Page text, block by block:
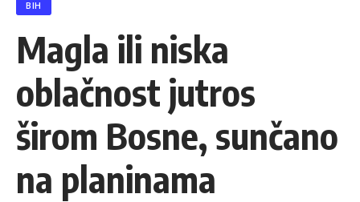
BIH
Magla ili niska
oblačnost jutros
širom Bosne, sunčano
na planinama